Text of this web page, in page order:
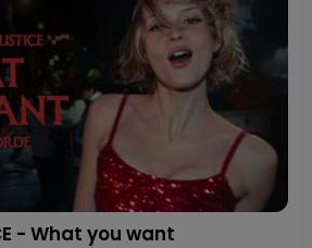
- What you want